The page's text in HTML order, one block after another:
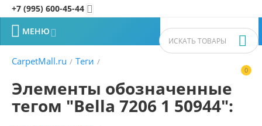
+7 (995) 600-45-44 
0


 МЕНЮ
CarpetMall.ru / Теги /
Элементы обозначенные
тегом "Bella 7206 1 50944":